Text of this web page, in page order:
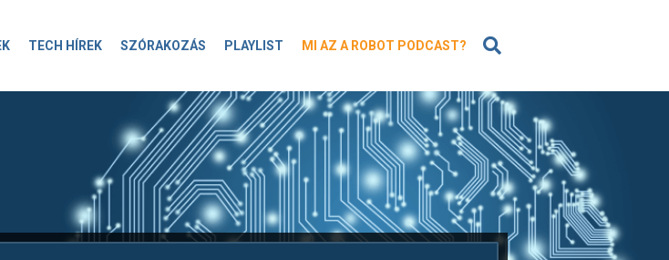
TECH HÍREK SZÓRAKOZÁS PLAYLIST MI AZ A ROBOT PODCAST?